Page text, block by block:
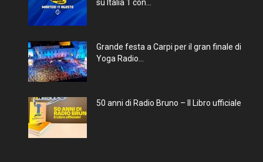
su Italia 1 con...
Grande festa a Carpi per il gran finale di
Yoga Radio...
50 anni di Radio Bruno – Il Libro ufficiale